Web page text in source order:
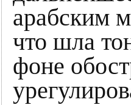
арабским
что шла
фоне